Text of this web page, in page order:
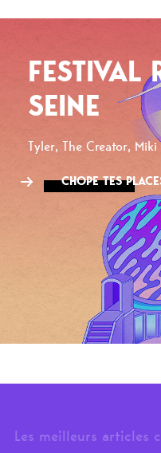
FESTIVAL
SEINE
Tyler, The Creator, Miki
CHOPE TES
Les meilleurs articles